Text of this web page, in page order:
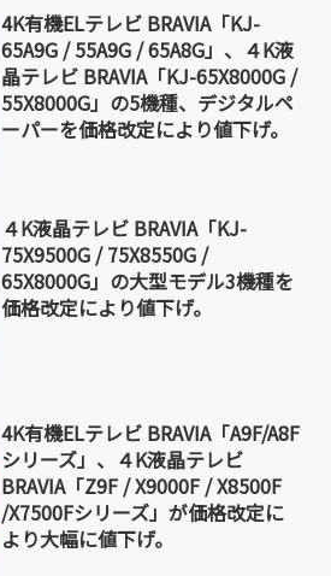
4K有機ELテレビ BRAVIA「KJ-
65A9G / 55A9G / 65A8G」、４K液
晶テレビ BRAVIA「KJ-65X8000G /
55X8000G」の5機種、デジタルペ
ーパーを価格改定により値下げ。
４K液晶テレビ BRAVIA「KJ-
75X9500G / 75X8550G /
65X8000G」の大型モデル3機種を
価格改定により値下げ。
4K有機ELテレビ BRAVIA「A9F/A8F
シリーズ」、４K液晶テレビ
BRAVIA「Z9F / X9000F / X8500F
/X7500Fシリーズ」が価格改定に
より大幅に値下げ。